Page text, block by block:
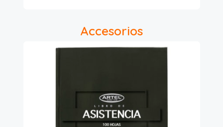
Accesorios